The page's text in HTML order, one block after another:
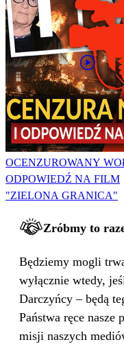
OCENZUROWANY
ODPOWIEDŹ NA FILM
"ZIELONA GRANICA"
Zróbmy to
Będziemy mogli
wyłącznie wtedy,
Darczyńcy – będą
Państwa ręce
misji naszych